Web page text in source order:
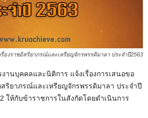
องราชอิสริยาภรณ์และเหรียญจักรพรรดิมาลา ประจำปี2563
านบุคคลและนิติการ แจ้งเรื่องการเสนอขอ
ริยาภรณ์และเหรียญจักรพรรดิมาลา ประจำปี
ให้กับข้าราชการในสังกัดโดยดำเนินการ